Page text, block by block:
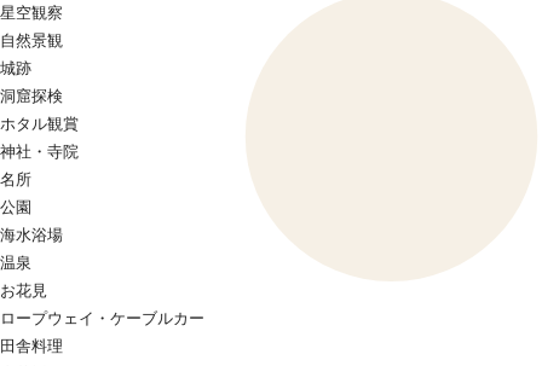
星空観察
自然景観
城跡
洞窟探検
ホタル観賞
神社・寺院
名所
公園
海水浴場
温泉
お花見
ロープウェイ・ケーブルカー
田舎料理